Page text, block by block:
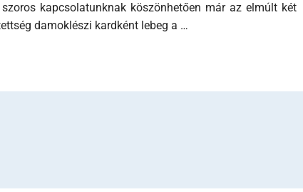
kapcsolatunknak köszönhetően már az elmúlt két
damoklészi kardként lebeg a …